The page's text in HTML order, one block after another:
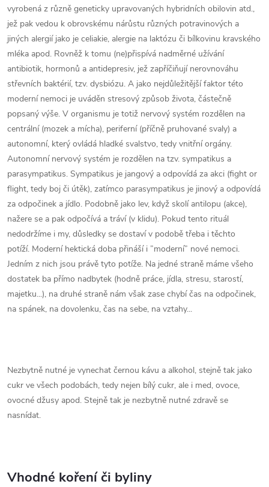
vyrobená z různě geneticky upravovaných hybridních obilovin atd.,
jež pak vedou k obrovskému nárůstu různých potravinových a
jiných alergií jako je celiakie, alergie na laktózu či bílkovinu kravského
mléka apod. Rovněž k tomu (ne)přispívá nadměrné užívání
antibiotik, hormonů a antidepresiv, jež zapříčiňují nerovnováhu
střevních baktérií, tzv. dysbiózu. A jako nejdůležitější faktor této
moderní nemoci je uváděn stresový způsob života, částečně
popsaný výše. V organismu je totiž nervový systém rozdělen na
centrální (mozek a mícha), periferní (příčně pruhované svaly) a
autonomní, který ovládá hladké svalstvo, tedy vnitřní orgány.
Autonomní nervový systém je rozdělen na tzv. sympatikus a
parasympatikus. Sympatikus je jangový a odpovídá za akci (fight or
flight, tedy boj či útěk), zatímco parasympatikus je jinový a odpovídá
za odpočinek a jídlo. Podobně jako lev, když skolí antilopu (akce),
nažere se a pak odpočívá a tráví (v klidu). Pokud tento rituál
nedodržíme i my, důsledky se dostaví v podobě třeba i těchto
potíží. Moderní hektická doba přináší i ”moderní” nové nemoci.
Jedním z nich jsou právě tyto potíže. Na jedné straně máme všeho
dostatek ba přímo nadbytek (hodně práce, jídla, stresu, starostí,
majetku...), na druhé straně nám však zase chybí čas na odpočinek,
na spánek, na dovolenku, čas na sebe, na vztahy...
Nezbytně nutné je vynechat černou kávu a alkohol, stejně tak jako
cukr ve všech podobách, tedy nejen bílý cukr, ale i med, ovoce,
ovocné džusy apod. Stejně tak je nezbytně nutné zdravě se
nasnídat.
Vhodné koření či byliny